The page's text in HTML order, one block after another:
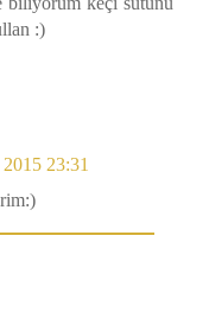
:)
2015 23:31